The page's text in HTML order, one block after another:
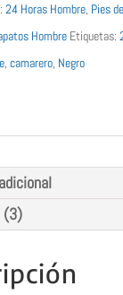
24 Horas Hombre, Pies
Hombre Etiquetas:
, camarero, Negro
(3)